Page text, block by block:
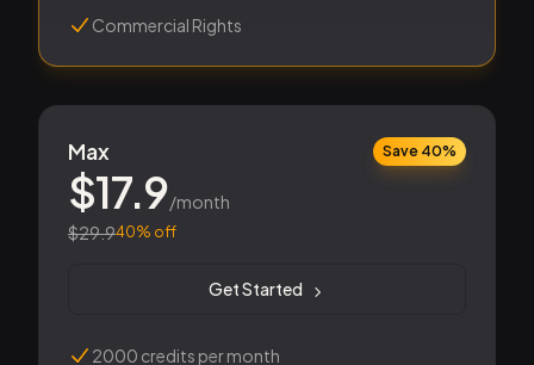
Commercial Rights
Max Save 40%
$17.9/month
$29.940% off
Get Started
2000 credits per month